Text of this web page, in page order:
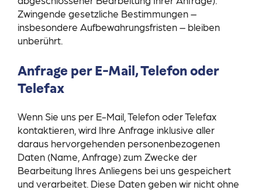
Zwingende gesetzliche Bestimmungen –
insbesondere Aufbewahrungsfristen – bleiben
unberührt.
Anfrage per E-Mail, Telefon oder
Telefax
Wenn Sie uns per E-Mail, Telefon oder Telefax
kontaktieren, wird Ihre Anfrage inklusive aller
daraus hervorgehenden personenbezogenen
Daten (Name, Anfrage) zum Zwecke der
Bearbeitung Ihres Anliegens bei uns gespeichert
und verarbeitet. Diese Daten geben wir nicht ohne